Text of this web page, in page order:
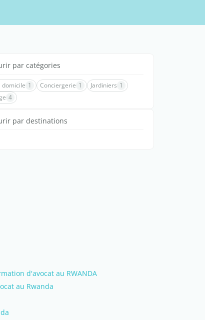
par catégories
domicile 1 Conciergerie 1 Jardiniers 1
4
par destinations
d'avocat au RWANDA
au Rwanda